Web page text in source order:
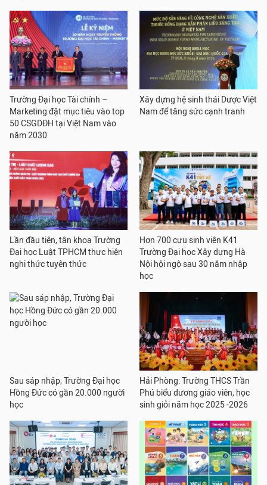
Trường Đại học Tài chính –
Marketing đặt mục tiêu vào top
50 CSGDĐH tại Việt Nam vào
năm 2030
Xây dựng hệ sinh thái Dược Việt
Nam để tăng sức cạnh tranh
Lần đầu tiên, tân khoa Trường
Đại học Luật TPHCM thực hiện
nghi thức tuyên thức
Hơn 700 cựu sinh viên K41
Trường Đại học Xây dựng Hà
Nội hội ngộ sau 30 năm nhập
học
Sau sáp nhập, Trường Đại học
Hồng Đức có gần 20.000 người
học
Hải Phòng: Trường THCS Trần
Phú biểu dương giáo viên, học
sinh giỏi năm học 2025 -2026